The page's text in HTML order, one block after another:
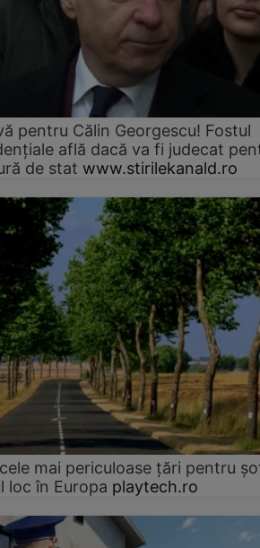
pentru Călin Georgescu! Fostul
află dacă va fi judecat
de stat www.stirilekanald.ro
mai periculoase țări pentru
loc în Europa playtech.ro